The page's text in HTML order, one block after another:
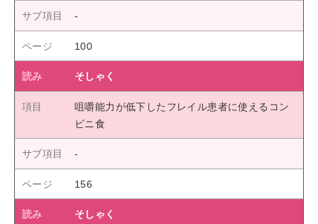
100
そしゃく
咀嚼能力が低下したフレイル患者に使えるコン
ビニ食
156
そしゃく